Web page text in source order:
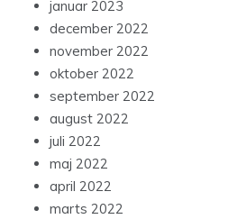
januar 2023
december 2022
november 2022
oktober 2022
september 2022
august 2022
juli 2022
maj 2022
april 2022
marts 2022